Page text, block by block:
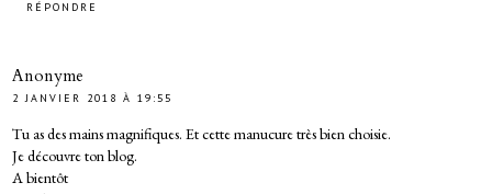
RÉPONDRE
Anonyme
2 JANVIER 2018 À 19:55
Tu as des mains magnifiques. Et cette manucure très bien choisie.
Je découvre ton blog.
A bientôt